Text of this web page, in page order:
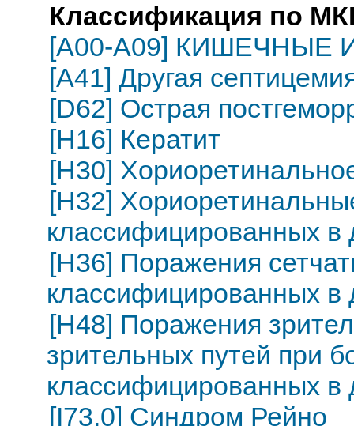
Классификация по
[A00-A09] КИШЕЧНЫЕ
[A41] Другая
[D62] Острая
[H16] Кератит
[H30]
[H32]
классифицированных в
[H36] Поражения
классифицированных в
[H48] Поражения
зрительных путей при
классифицированных в
[I73.0] Синдром Рейно